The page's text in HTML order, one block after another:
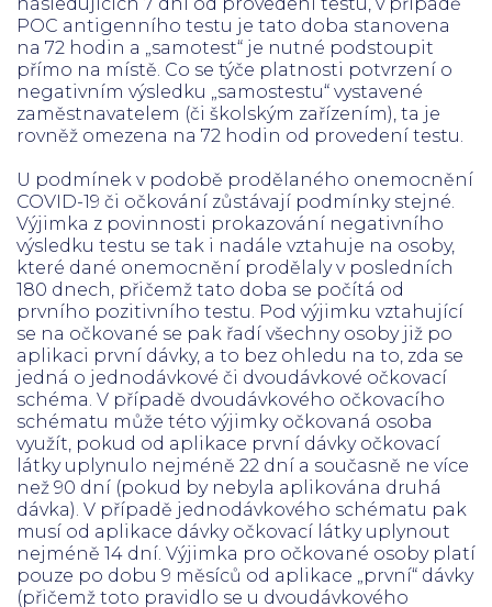
POC antigenního testu je tato doba stanovena
na 72 hodin a „samotest“ je nutné podstoupit
přímo na místě. Co se týče platnosti potvrzení o
negativním výsledku „samostestu“ vystavené
zaměstnavatelem (či školským zařízením), ta je
rovněž omezena na 72 hodin od provedení testu.
U podmínek v podobě prodělaného onemocnění
COVID-19 či očkování zůstávají podmínky stejné.
Výjimka z povinnosti prokazování negativního
výsledku testu se tak i nadále vztahuje na osoby,
které dané onemocnění prodělaly v posledních
180 dnech, přičemž tato doba se počítá od
prvního pozitivního testu. Pod výjimku vztahující
se na očkované se pak řadí všechny osoby již po
aplikaci první dávky, a to bez ohledu na to, zda se
jedná o jednodávkové či dvoudávkové očkovací
schéma. V případě dvoudávkového očkovacího
schématu může této výjimky očkovaná osoba
využít, pokud od aplikace první dávky očkovací
látky uplynulo nejméně 22 dní a současně ne více
než 90 dní (pokud by nebyla aplikována druhá
dávka). V případě jednodávkového schématu pak
musí od aplikace dávky očkovací látky uplynout
nejméně 14 dní. Výjimka pro očkované osoby platí
pouze po dobu 9 měsíců od aplikace „první“ dávky
(přičemž toto pravidlo se u dvoudávkového